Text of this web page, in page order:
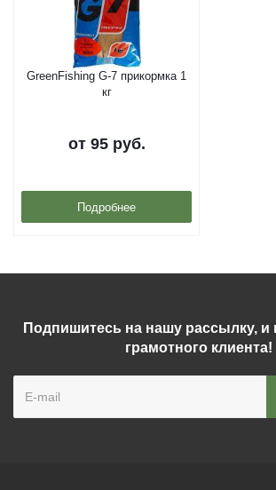
GreenFishing G-7 прикормка 1
кг
от 95 руб.
Подробнее
Подпишитесь на нашу рассылку, и
грамотного клиента!